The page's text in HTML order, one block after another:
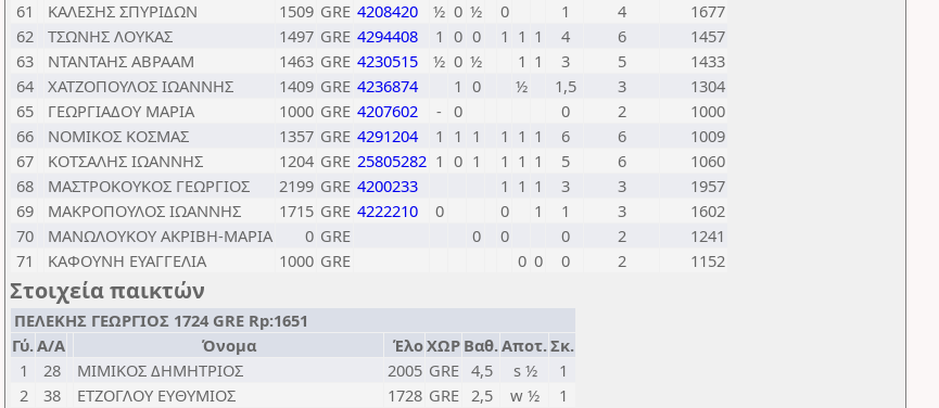
61
ΚΑΛΕΣΗΣ ΣΠΥΡΙΔΩΝ 1509 GRE 4208420 ½ 0 ½ 0 1 4
1677
62
ΤΣΩΝΗΣ ΛΟΥΚΑΣ 1497 GRE 4294408 1 0 0 1 1 1 4 6
1457
63
ΝΤΑΝΤΑΗΣ ΑΒΡΑΑΜ 1463 GRE 4230515 ½ 0 ½ 1 1 3 5
1433
64
ΧΑΤΖΟΠΟΥΛΟΣ ΙΩΑΝΝΗΣ 1409 GRE 4236874 1 0 ½ 1,5 3
1304
65
ΓΕΩΡΓΙΑΔΟΥ ΜΑΡΙΑ 1000 GRE 4207602 - 0 0 2
1000
66
ΝΟΜΙΚΟΣ ΚΟΣΜΑΣ 1357 GRE 4291204 1 1 1 1 1 1 6 6
1009
67
ΚΟΤΣΑΛΗΣ ΙΩΑΝΝΗΣ 1204 GRE 25805282 1 0 1 1 1 1 5 6
1060
68
ΜΑΣΤΡΟΚΟΥΚΟΣ ΓΕΩΡΓΙΟΣ 2199 GRE 4200233 1 1 1 3 3
1957
69
ΜΑΚΡΟΠΟΥΛΟΣ ΙΩΑΝΝΗΣ 1715 GRE 4222210 0 0 1 1 3
1602
70
ΜΑΝΩΛΟΥΚΟΥ ΑΚΡΙΒΗ-ΜΑΡΙΑ 0 GRE 0 0 0 2
1241
71
ΚΑΦΟΥΝΗ ΕΥΑΓΓΕΛΙΑ 1000 GRE 0 0 0 2 1152
Στοιχεία παικτών
ΠΕΛΕΚΗΣ ΓΕΩΡΓΙΟΣ 1724 GRE Rp:1651
Γύ.Α/Α Όνομα ΈλοΧΩΡ Βαθ.Αποτ.Σκ.
1
28 ΜΙΜΙΚΟΣ ΔΗΜΗΤΡΙΟΣ 2005 GRE 4,5 s ½
1
2
38 ΕΤΖΟΓΛΟΥ ΕΥΘΥΜΙΟΣ 1728 GRE 2,5 w ½
1